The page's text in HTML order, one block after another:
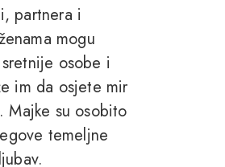
partnera i
mogu
osobe i
im da osjete mir
Majke su osobito
temeljne